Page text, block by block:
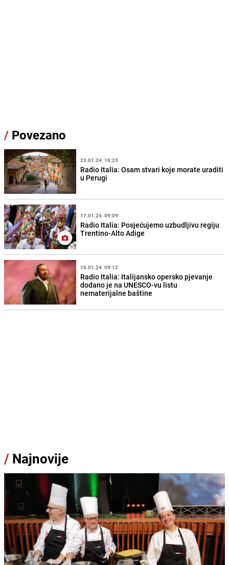
/ Povezano
23.01.24. 16:23
Radio Italia: Osam stvari koje morate uraditi
u Perugi
17.01.24. 09:09
Radio Italia: Posjećujemo uzbudljivu regiju
Trentino-Alto Adige
10.01.24. 09:12
Radio Italia: Italijansko opersko pjevanje
dodano je na UNESCO-vu listu
nematerijalne baštine
/ Najnovije